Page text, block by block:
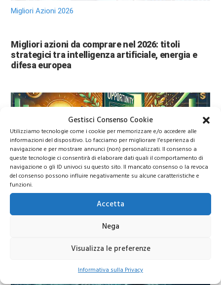
Gestisci Consenso Cookie
Utilizziamo tecnologie come i cookie per memorizzare e/o accedere alle
informazioni del dispositivo. Lo facciamo per migliorare l'esperienza di
navigazione e per mostrare annunci (non) personalizzati. Il consenso a
queste tecnologie ci consentirà di elaborare dati quali il comportamento di
navigazione o gli ID univoci su questo sito. Il mancato consenso o la revoca
del consenso possono influire negativamente su alcune caratteristiche e
funzioni.
Accetta
Nega
Visualizza le preferenze
Informativa sulla Privacy
Migliori Azioni 2026
Migliori azioni da comprare nel 2026: titoli
strategici tra intelligenza artificiale, energia e
difesa europea
Calendario trimestrali Borsa Italiana
uscita aprile-maggio 2026